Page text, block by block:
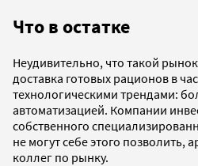
Что в остатке
Неудивительно, что такой
доставка готовых рационов в
технологическими трендами:
автоматизацией. Компании
собственного
не могут себе этого позволить,
коллег по рынку.